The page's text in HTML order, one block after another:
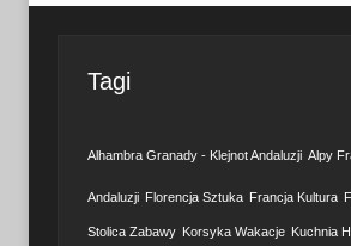
Tagi
Alhambra Granady - Klejnot Andaluzji Alpy
Andaluzji Florencja Sztuka Francja Kultura
Stolica Zabawy Korsyka Wakacje Kuchnia